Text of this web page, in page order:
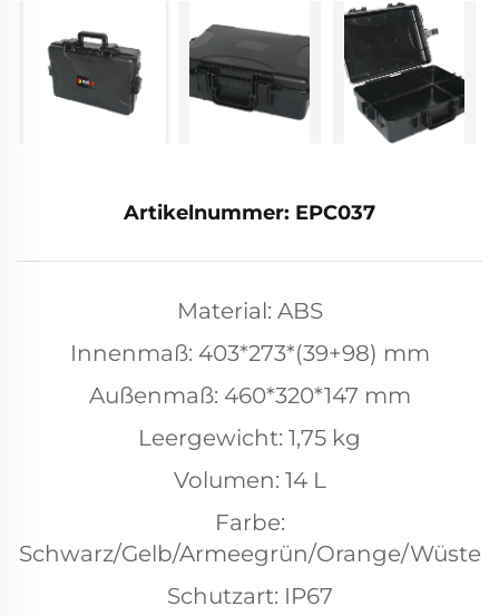
Artikelnummer: EPC037
Material: ABS
Innenmaß: 403*273*(39+98) mm
Außenmaß: 460*320*147 mm
Leergewicht: 1,75 kg
Volumen: 14 L
Farbe:
Schwarz/Gelb/Armeegrün/Orange/Wüste
Schutzart: IP67